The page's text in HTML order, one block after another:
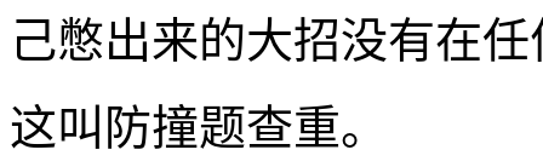
己憋出来的大招没有在
这叫防撞题查重。